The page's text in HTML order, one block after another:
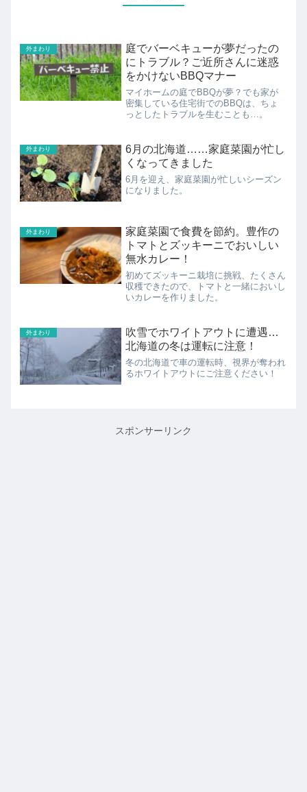
外まわり
庭でバーベキューが夢だったの
にトラブル？ご近所さんに迷惑
をかけないBBQマナー
マイホームの庭でBBQが夢？でも家が
密集している住宅街でのBBQは、ちょ
っとしたトラブルを生むことも…。
外まわり
6月の北海道……家庭菜園が忙し
くなってきました
6月を迎え、家庭菜園が忙しいシーズン
になりました。
外まわり
家庭菜園で食費を節約。豊作の
トマトとズッキーニでおいしい
無水カレー！
初めてズッキーニ栽培に挑戦、たくさん
収穫できたので、トマトと一緒においし
いカレーを作りました。
外まわり
吹雪でホワイトアウトに遭遇…
北海道の冬は運転に注意！
冬の北海道で車の運転時、視界が奪われ
るホワイトアウトにご注意ください！
スポンサーリンク